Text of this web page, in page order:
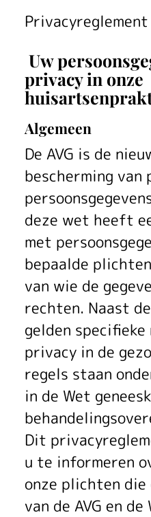
I
n
f
o
r
m
a
t
i
e
A
V
G
Uw
privacy in onze
Algemeen
De AVG is de
bescherming van
deze wet heeft
met
bepaalde
van wie de
rechten. Naast
gelden
privacy in de
regels staan
in de Wet
Dit
u te informeren
onze plichten die
van de AVG en de